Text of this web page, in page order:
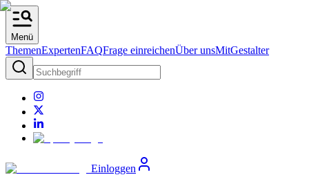
Menü
ThemenExpertenFAQFrage einreichenÜber unsMitGestalter
Einloggen